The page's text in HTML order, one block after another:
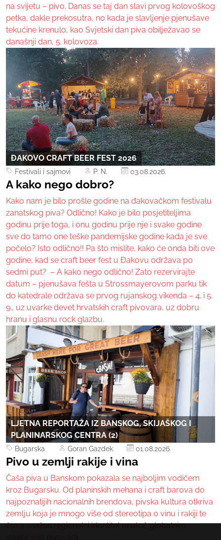
na svijetu – pivo. Danas se taj dan slavi prvog kolovoškog
petka, dakle prekosutra, no kada je slavljenje pjenušave
tekućine krenulo, kao Svjetski dan piva obilježavao se
današnji dan, 5. kolovoza.
ĐAKOVO CRAFT BEER FEST 2026
Festivali i sajmovi P. N. 03.08.2026.
A kako nego dobro?
Kako nam je bilo prošle godine na đakovačkom festivalu
zanatskog piva? Odlično! Kako je bilo posjetiteljima
godinu prije toga, i onu godinu prije nje i svake godine
sve do tamo one teške pandemijske godine kada je sve
počelo? Isto odlično!! Pa što mislite, kako će onda biti ove
godine, kad se craft beer fest u Đakovu održava po
sedmi put? – A kako nego odlično! Zato rezervirajte
datum – pjenušava fešta u Strossmayerovom parku tik
do katedrale održava se prvog rujanskog vikenda – 4. i 5.
9., uz uvarke devet hrvatskih craft pivovara, uz dobru
hranu i glasnu rock glazbu.
LJETNA REPORTAŽA IZ BANSKOG, SKIJAŠKOG I
PLANINARSKOG CENTRA (2)
Bugarska Goran Gazdek 01.08.2026.
Pivo u zemlji rakije i vina
Čaša piva u Banskom pokazala se najboljim vodičem
kroz Bugarsku. Od planinskih mehana i craft barova do
najpoznatijih nacionalnih brendova, pivska kultura otkriva
zemlju koja je mnogo više od stereotipa o vinu i rakiji te
čuva snažan regionalni identitet unatoč globalnim